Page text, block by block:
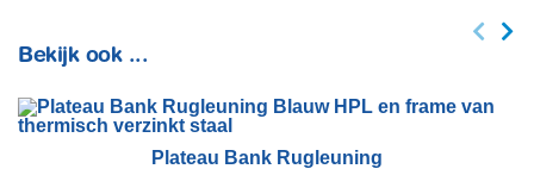
Bekijk ook ...
Plateau Bank Rugleuning